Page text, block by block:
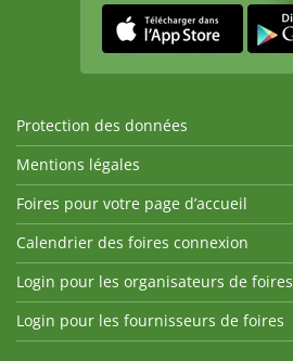
Protection des données
Mentions légales
Foires pour votre page d’accueil
Calendrier des foires connexion
Login pour les organisateurs de foires
Login pour les fournisseurs de foires